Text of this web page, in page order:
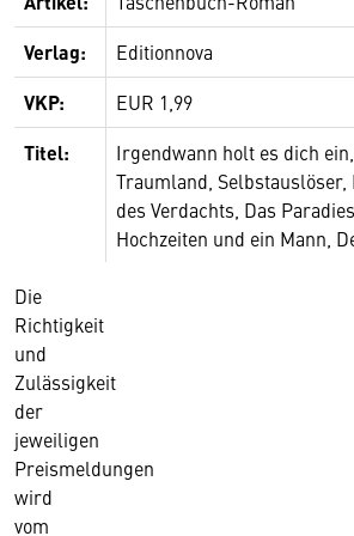
Verlag: Editionnova
VKP: EUR 1,99
Titel:
Irgendwann holt es dich
Traumland,
des Verdachts, Das
Hochzeiten und ein Mann,
Die
Richtigkeit
und
Zulässigkeit
der
jeweiligen
Preismeldungen
wird
vom